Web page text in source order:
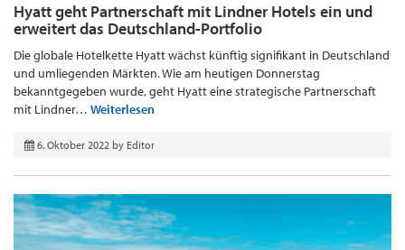
Hyatt geht Partnerschaft mit Lindner Hotels ein und
erweitert das Deutschland-Portfolio
Die globale Hotelkette Hyatt wächst künftig signifikant in Deutschland
und umliegenden Märkten. Wie am heutigen Donnerstag
bekanntgegeben wurde, geht Hyatt eine strategische Partnerschaft
mit Lindner… Weiterlesen
6. Oktober 2022 by Editor